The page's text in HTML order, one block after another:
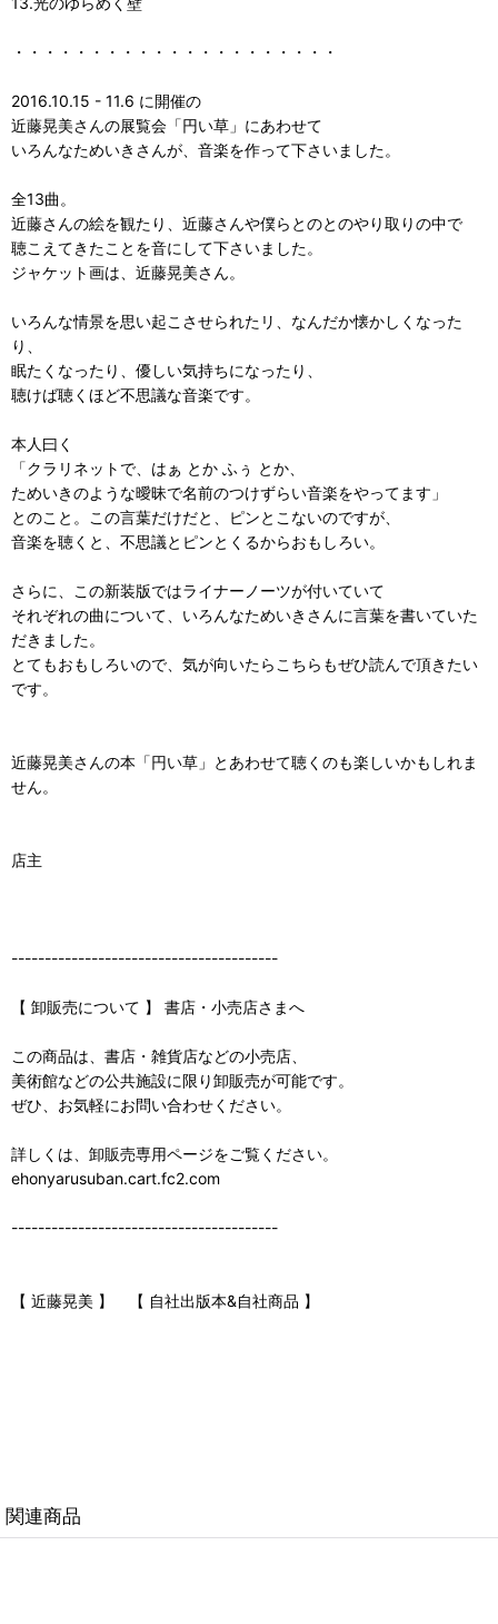
・・・・・・・・・・・・・・・・・・・・・
2016.10.15 - 11.6 に開催の
近藤晃美さんの展覧会「円い草」にあわせて
いろんなためいきさんが、音楽を作って下さいました。
全13曲。
近藤さんの絵を観たり、近藤さんや僕らとのとのやり取りの中で
聴こえてきたことを音にして下さいました。
ジャケット画は、近藤晃美さん。
いろんな情景を思い起こさせられたリ、なんだか懐かしくなった
り、
眠たくなったり、優しい気持ちになったり、
聴けば聴くほど不思議な音楽です。
本人曰く
「クラリネットで、はぁ とか ふぅ とか、
ためいきのような曖昧で名前のつけずらい音楽をやってます」
とのこと。この言葉だけだと、ピンとこないのですが、
音楽を聴くと、不思議とピンとくるからおもしろい。
さらに、この新装版ではライナーノーツが付いていて
それぞれの曲について、いろんなためいきさんに言葉を書いていた
だきました。
とてもおもしろいので、気が向いたらこちらもぜひ読んで頂きたい
です。
近藤晃美さんの本「円い草」とあわせて聴くのも楽しいかもしれま
せん。
店主
----------------------------------------
【 卸販売について 】 書店・小売店さまへ
この商品は、書店・雑貨店などの小売店、
美術館などの公共施設に限り卸販売が可能です。
ぜひ、お気軽にお問い合わせください。
詳しくは、卸販売専用ページをご覧ください。
ehonyarusuban.cart.fc2.com
----------------------------------------
【 近藤晃美 】 【 自社出版本&自社商品 】
関連商品